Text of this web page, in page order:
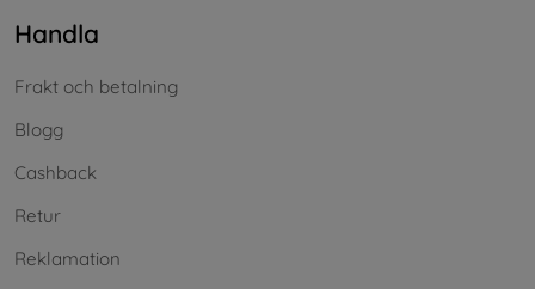
Handla
Frakt och betalning
Blogg
Cashback
Retur
Reklamation